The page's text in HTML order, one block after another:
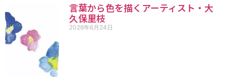
言葉から色を描くアーティスト・大
久保里枝
2026年6月24日